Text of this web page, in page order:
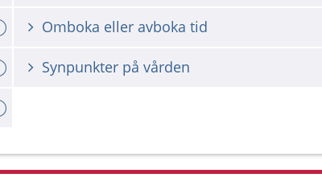
Omboka eller avboka tid
Synpunkter på vården